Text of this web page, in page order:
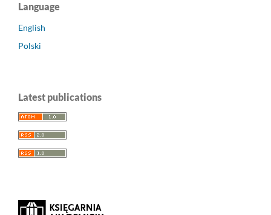
Language
English
Polski
Latest publications